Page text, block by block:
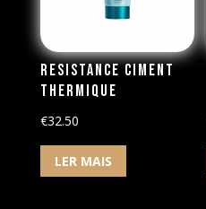
Resistance Ciment
Thermique
€32.50
LER MAIS